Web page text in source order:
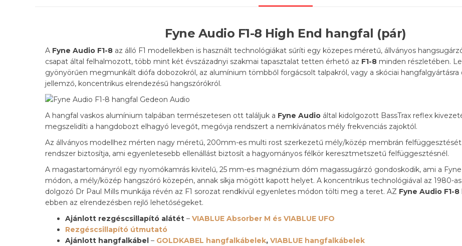
Fyne Audio F1-8 High End hangfal (pár)
A Fyne Audio F1-8 az álló F1 modellekben is használt technológiákat sűríti egy közepes méretű, állványos
csapat által felhalmozott, több mint két évszázadnyi szakmai tapasztalat tetten érhető az F1-8 minden részletében.
gyönyörűen megmunkált diófa dobozokról, az alumínium tömbből forgácsolt talpakról, vagy a skóciai hangfalgyártásra
jellemző, koncentrikus elrendezésű hangszórókról.
A hangfal vaskos alumínium talpában természetesen ott találjuk a Fyne Audio által kidolgozott BassTrax reflex
megszelidíti a hangdobozt elhagyó levegőt, megóvja rendszert a nemkívánatos mély frekvenciás zajoktól.
Az állványos modellhez mérten nagy méretű, 200mm-es multi rost szerkezetű mély/közép membrán
rendszer biztosítja, ami egyenletesebb ellenállást biztosít a hagyományos félkör keresztmetszetű felfüggesztésnél.
A magastartományról egy nyomókamrás kivitelű, 25 mm-es magnézium dóm magassugárzó gondoskodik, ami a
módon, a mély/közép hangszóró közepén, annak síkja mögött kapott helyet. A koncentrikus technológiával az 1980-
dolgozó Dr Paul Mills munkája révén az F1 sorozat rendkívül egyenletes módon tölti meg a teret. AZ Fyne Audio F1-8
ebben az elrendezésben rejlő lehetőségeket.
Ajánlott rezgéscsillapító alátét – VIABLUE Absorber M és VIABLUE UFO
Rezgéscsillapító útmutató
Ajánlott hangfalkábel – GOLDKABEL hangfalkábelek, VIABLUE hangfalkábelek